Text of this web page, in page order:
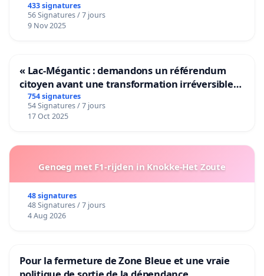
433 signatures
56 Signatures / 7 jours
9 Nov 2025
« Lac-Mégantic : demandons un référendum
citoyen avant une transformation irréversible
de notre territoire »
754 signatures
54 Signatures / 7 jours
17 Oct 2025
Genoeg met F1-rijden in Knokke-Het Zoute
48 signatures
48 Signatures / 7 jours
4 Aug 2026
Pour la fermeture de Zone Bleue et une vraie